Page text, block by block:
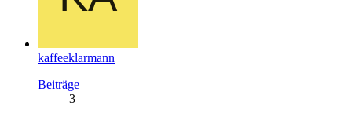
kaffeeklarmann
Beiträge
3